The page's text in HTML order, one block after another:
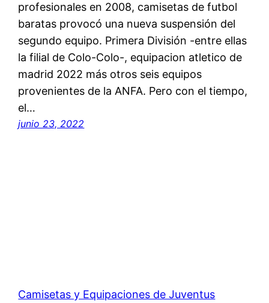
profesionales en 2008, camisetas de futbol
baratas provocó una nueva suspensión del
segundo equipo. Primera División -entre ellas
la filial de Colo-Colo-, equipacion atletico de
madrid 2022 más otros seis equipos
provenientes de la ANFA. Pero con el tiempo,
el…
junio 23, 2022
Camisetas y Equipaciones de Juventus